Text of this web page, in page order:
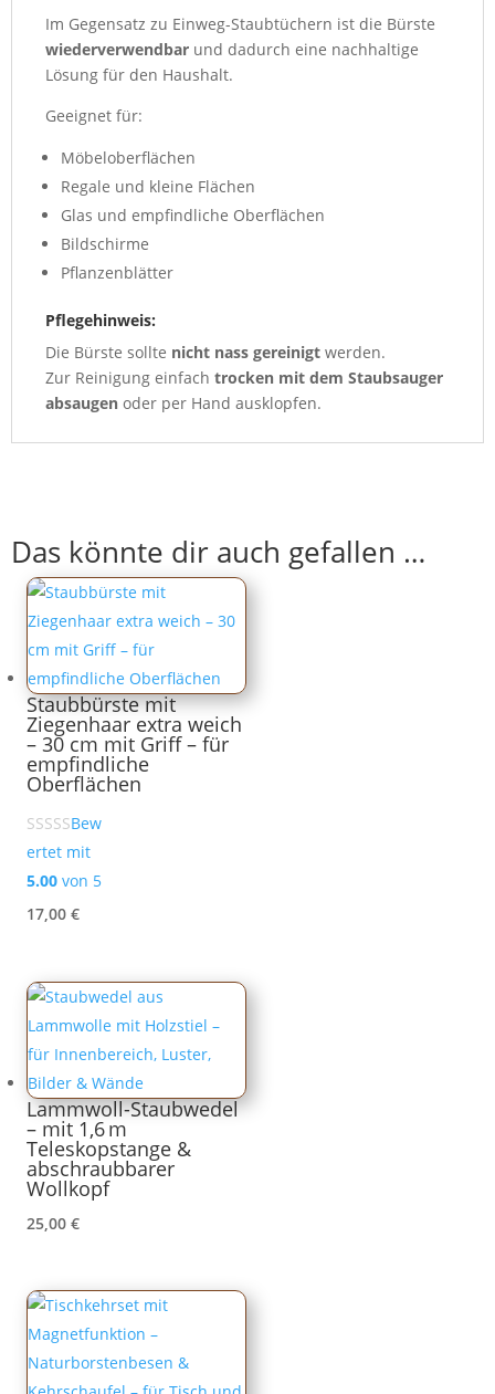
Im Gegensatz zu Einweg-Staubtüchern ist die Bürste
wiederverwendbar und dadurch eine nachhaltige
Lösung für den Haushalt.
Geeignet für:
Möbeloberflächen
Regale und kleine Flächen
Glas und empfindliche Oberflächen
Bildschirme
Pflanzenblätter
Pflegehinweis:
Die Bürste sollte nicht nass gereinigt werden.
Zur Reinigung einfach trocken mit dem Staubsauger
absaugen oder per Hand ausklopfen.
Das könnte dir auch gefallen …
Staubbürste mit
Ziegenhaar extra weich
– 30 cm mit Griff – für
empfindliche
Oberflächen
Bew
ertet mit
5.00 von 5
17,00 €
Lammwoll-Staubwedel
– mit 1,6 m
Teleskopstange &
abschraubbarer
Wollkopf
25,00 €